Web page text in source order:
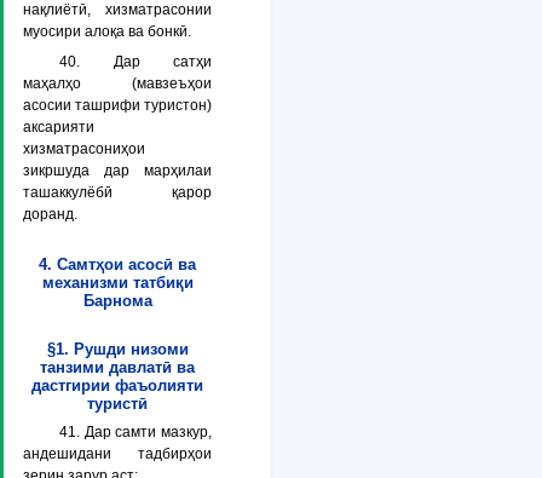
нақлиётӣ, хизматрасонии
муосири алоқа ва бонкӣ.
40. Дар сатҳи
маҳалҳо (мавзеъҳои
асосии ташрифи туристон)
аксарияти
хизматрасониҳои
зикршуда дар марҳилаи
ташаккулёбӣ қарор
доранд.
4. Самтҳои асосӣ ва
механизми татбиқи
Барнома
§1. Рушди низоми
танзими давлатӣ ва
дастгирии фаъолияти
туристӣ
41. Дар самти мазкур,
андешидани тадбирҳои